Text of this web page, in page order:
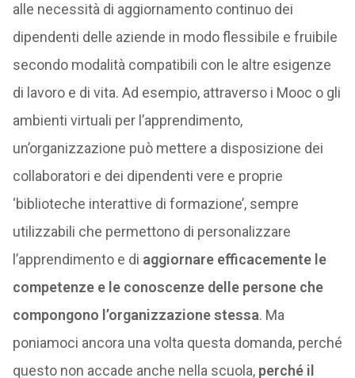
alle necessità di aggiornamento continuo dei
dipendenti delle aziende in modo flessibile e fruibile
secondo modalità compatibili con le altre esigenze
di lavoro e di vita. Ad esempio, attraverso i Mooc o gli
ambienti virtuali per l’apprendimento,
un’organizzazione può mettere a disposizione dei
collaboratori e dei dipendenti vere e proprie
‘biblioteche interattive di formazione’, sempre
utilizzabili che permettono di personalizzare
l’apprendimento e di aggiornare efficacemente le
competenze e le conoscenze delle persone che
compongono l’organizzazione stessa. Ma
poniamoci ancora una volta questa domanda, perché
questo non accade anche nella scuola, perché il